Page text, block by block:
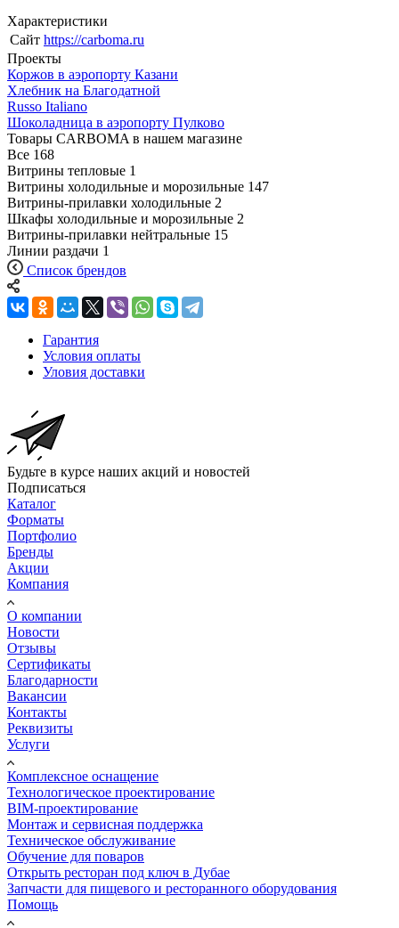
Характеристики
Сайт https://carboma.ru
Проекты
Коржов в аэропорту Казани
Хлебник на Благодатной
Russo Italiano
Шоколадница в аэропорту Пулково
Товары CARBOMA в нашем магазине
Все 168
Витрины тепловые 1
Витрины холодильные и морозильные 147
Витрины-прилавки холодильные 2
Шкафы холодильные и морозильные 2
Витрины-прилавки нейтральные 15
Линии раздачи 1
Список брендов
Гарантия
Условия оплаты
Уловия доставки
Будьте в курсе наших акций и новостей
Подписаться
Каталог
Форматы
Портфолио
Бренды
Акции
Компания
О компании
Новости
Отзывы
Сертификаты
Благодарности
Вакансии
Контакты
Реквизиты
Услуги
Комплексное оснащение
Технологическое проектирование
BIM-проектирование
Монтаж и сервисная поддержка
Техническое обслуживание
Обучение для поваров
Открыть ресторан под ключ в Дубае
Запчасти для пищевого и ресторанного оборудования
Помощь